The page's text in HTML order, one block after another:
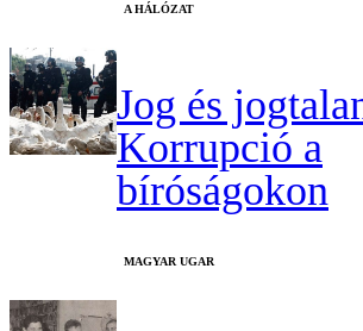
A HÁLÓZAT
Jog és
Korrupció a
bíróságokon
MAGYAR UGAR